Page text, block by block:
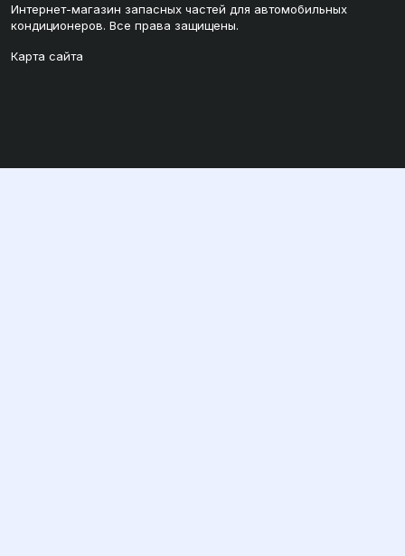
Интернет-магазин запасных частей для автомобильных
кондиционеров. Все права защищены.
Карта сайта